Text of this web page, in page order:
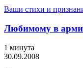
Ваши стихи и
Любимому в
1 минута
30.09.2008